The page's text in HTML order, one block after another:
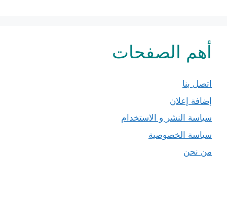
أهم الصفحات
اتصل بنا
إضافة إعلان
سياسة النشر و الاستخدام
سياسة الخصوصية
من نحن